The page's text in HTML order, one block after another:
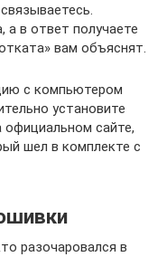
а в ответ получаете
вам объяснят.
с компьютером
установите
сайте,
шел в комплекте с
разочаровался в